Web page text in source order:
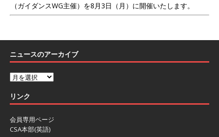
（ガイダンスWG主催）を8月3日（月）に開催いたします。
ニュースのアーカイブ
リンク
会員専用ページ
CSA本部(英語)